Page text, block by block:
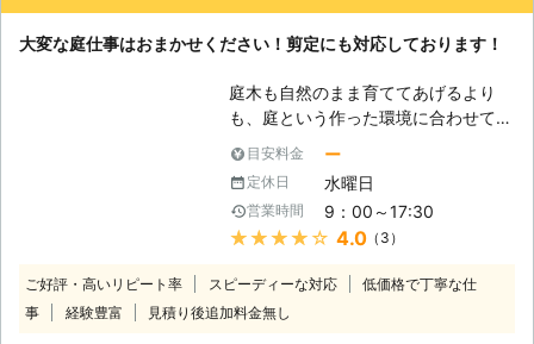
す。木の枝を切り落とし、木を健康に
するために行います。ただ木の形を整
えるだけでなく、健康な枝を伸ばし、
病気の枝を切り落とすための作業で
す。ただ枝を切り落としていくのでは
なく、枝の様子を見て、どういった生
長をするのかを考えながら切らないと
いけないので、失敗すると生長した時
に木の形が歪になることもあります。
評のある私たちにお問い合わせ下さ
い。皆さまの庭の木をしっかり剪定さ
滋賀県 近江八幡市 2016年12月29日
大変な庭仕事はおまかせください！剪定にも対応しております！
庭木も自然のまま育ててあげるより
も、庭という作った環境に合わせて枝
を整えてあげることが必要です。この
作業のことを剪定と言います。庭木の
枝を切り、庭木の形や調子を整えてあ
げることです。こういうとただ枝を落
としているだけと思われるかもしれま
生長を考えながらも剪定をしていかな
いといけません。生長の季節に合わせ
目安料金 ー
定休日 水曜日
営業時間 9：00～17:30
★★★★★ 4.0（3）
ご好評・高いリピート率 スピーディーな対応
低価格で丁寧な仕
事
経験豊富 見積り後追加料金無し